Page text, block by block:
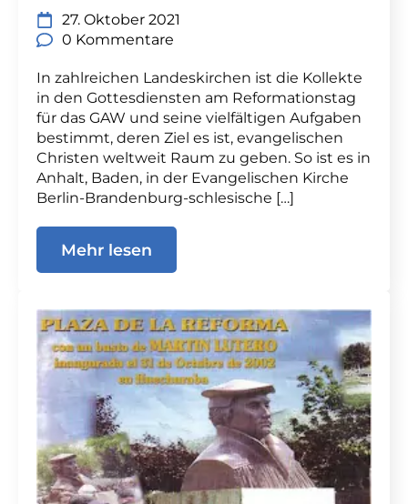
27. Oktober 2021
0 Kommentare
In zahlreichen Landeskirchen ist die Kollekte
in den Gottesdiensten am Reformationstag
für das GAW und seine vielfältigen Aufgaben
bestimmt, deren Ziel es ist, evangelischen
Christen weltweit Raum zu geben. So ist es in
Anhalt, Baden, in der Evangelischen Kirche
Berlin-Brandenburg-schlesische […]
Mehr lesen